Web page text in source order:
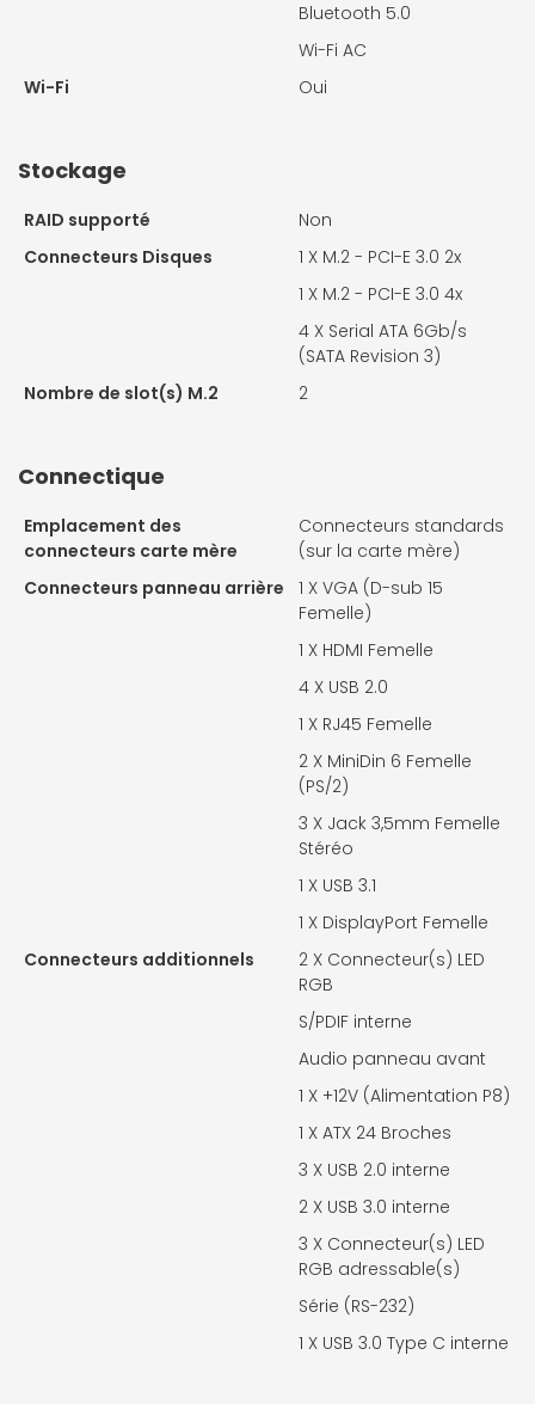
Bluetooth 5.0
Wi-Fi AC
Wi-Fi
Oui
Stockage
RAID supporté
Non
Connecteurs Disques
1 X M.2 - PCI-E 3.0 2x
1 X M.2 - PCI-E 3.0 4x
4 X Serial ATA 6Gb/s
(SATA Revision 3)
Nombre de slot(s) M.2
2
Connectique
Emplacement des
connecteurs carte mère
Connecteurs standards
(sur la carte mère)
Connecteurs panneau arrière
1 X VGA (D-sub 15
Femelle)
1 X HDMI Femelle
4 X USB 2.0
1 X RJ45 Femelle
2 X MiniDin 6 Femelle
(PS/2)
3 X Jack 3,5mm Femelle
Stéréo
1 X USB 3.1
1 X DisplayPort Femelle
Connecteurs additionnels
2 X Connecteur(s) LED
RGB
S/PDIF interne
Audio panneau avant
1 X +12V (Alimentation P8)
1 X ATX 24 Broches
3 X USB 2.0 interne
2 X USB 3.0 interne
3 X Connecteur(s) LED
RGB adressable(s)
Série (RS-232)
1 X USB 3.0 Type C interne